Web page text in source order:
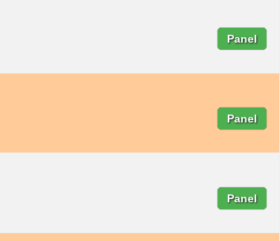
Panel
Panel
Panel